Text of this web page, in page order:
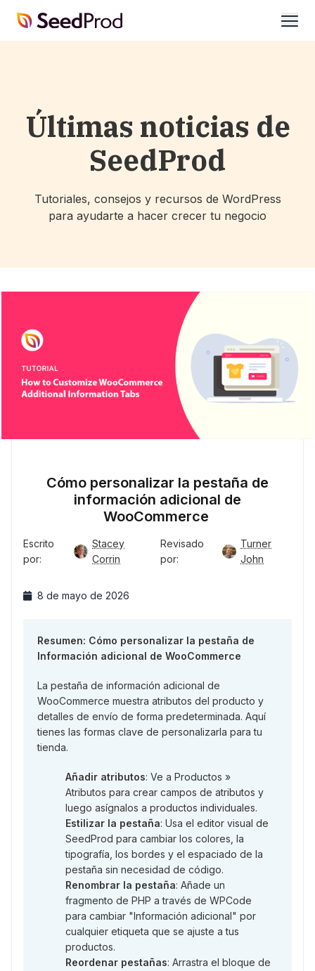
SeedProd
Últimas noticias de
SeedProd
Tutoriales, consejos y recursos de WordPress
para ayudarte a hacer crecer tu negocio
Cómo personalizar la pestaña de
información adicional de
WooCommerce
Escrito
por:
Stacey
Corrin
Revisado
por:
Turner
John
8 de mayo de 2026
Resumen: Cómo personalizar la pestaña de
Información adicional de WooCommerce
La pestaña de información adicional de
WooCommerce muestra atributos del producto y
detalles de envío de forma predeterminada. Aquí
tienes las formas clave de personalizarla para tu
tienda.
Añadir atributos: Ve a Productos »
Atributos para crear campos de atributos y
luego asígnalos a productos individuales.
Estilizar la pestaña: Usa el editor visual de
SeedProd para cambiar los colores, la
tipografía, los bordes y el espaciado de la
pestaña sin necesidad de código.
Renombrar la pestaña: Añade un
fragmento de PHP a través de WPCode
para cambiar "Información adicional" por
cualquier etiqueta que se ajuste a tus
productos.
Reordenar pestañas: Arrastra el bloque de